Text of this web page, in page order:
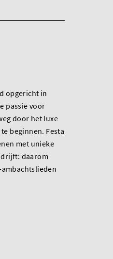
opgericht in
passie voor
door het luxe
beginnen. Festa
met unieke
daarom